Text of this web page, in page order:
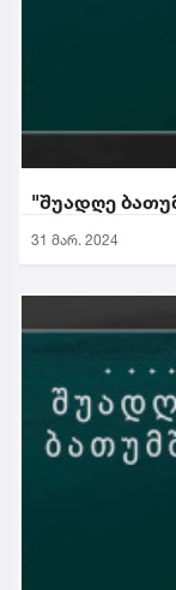
"შუადღე
31 მარ. 2024